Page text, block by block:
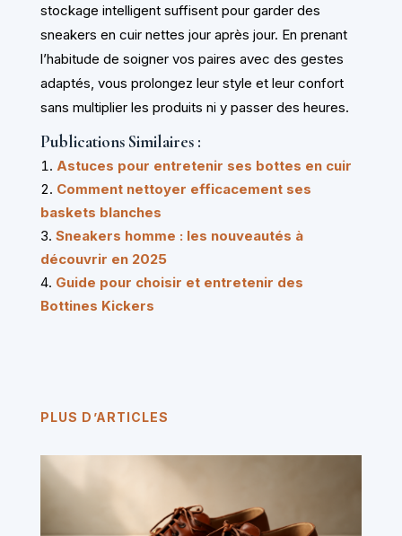
stockage intelligent suffisent pour garder des
sneakers en cuir nettes jour après jour. En prenant
l’habitude de soigner vos paires avec des gestes
adaptés, vous prolongez leur style et leur confort
sans multiplier les produits ni y passer des heures.
Publications Similaires :
Astuces pour entretenir ses bottes en cuir
Comment nettoyer efficacement ses
baskets blanches
Sneakers homme : les nouveautés à
découvrir en 2025
Guide pour choisir et entretenir des
Bottines Kickers
PLUS D’ARTICLES